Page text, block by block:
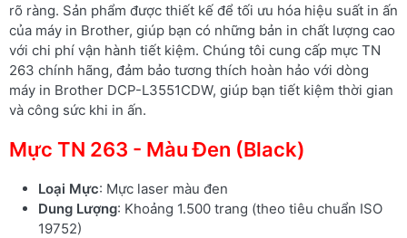
rõ ràng. Sản phẩm được thiết kế để tối ưu hóa hiệu suất in ấn
của máy in Brother, giúp bạn có những bản in chất lượng cao
với chi phí vận hành tiết kiệm. Chúng tôi cung cấp mực TN
263 chính hãng, đảm bảo tương thích hoàn hảo với dòng
máy in Brother DCP-L3551CDW, giúp bạn tiết kiệm thời gian
và công sức khi in ấn.
Mực TN 263 - Màu Đen (Black)
Loại Mực: Mực laser màu đen
Dung Lượng: Khoảng 1.500 trang (theo tiêu chuẩn ISO
19752)